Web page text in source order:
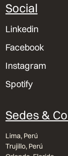
Social
Linkedin
Facebook
Instagram
Spotify
Sedes &
Lima, Perú
Trujillo, Perú